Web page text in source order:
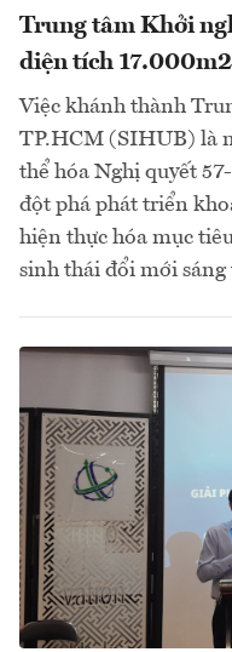
Trung tâm Khởi
diện tích
Việc khánh thành
TP.HCM (SIHUB) là
thể hóa Nghị quyết
đột phá phát triển
hiện thực hóa mục
sinh thái đổi mới